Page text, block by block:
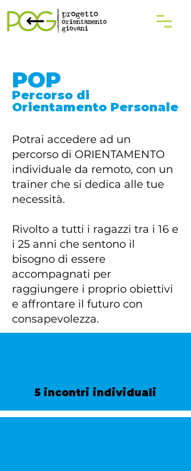
POP
Percorso di
Orientamento Personale
Potrai accedere ad un
percorso di ORIENTAMENTO
individuale da remoto, con un
trainer che si dedica alle tue
necessità.
Rivolto a tutti i ragazzi tra i 16 e
i 25 anni che sentono il
bisogno di essere
accompagnati per
raggiungere i proprio obiettivi
e affrontare il futuro con
consapevolezza.
5 incontri individuali